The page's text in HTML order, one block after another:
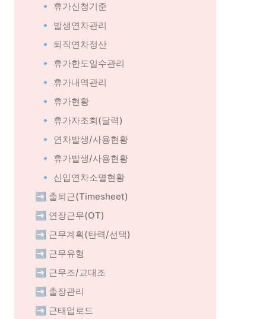
🔹 휴가신청기준
🔹 발생연차관리
🔹 퇴직연차정산
🔹 휴가한도일수관리
🔹 휴가내역관리
🔹 휴가현황
🔹 휴가자조회(달력)
🔹 연차발생/사용현황
🔹 휴가발생/사용현황
🔹 신입연차소멸현황
➡️ 출퇴근(Timesheet)
➡️ 연장근무(OT)
➡️ 근무계획(탄력/선택)
➡️ 근무유형
➡️ 근무조/교대조
➡️ 출장관리
➡️ 근태업로드